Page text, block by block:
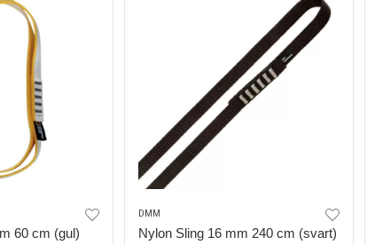
60 cm (gul)
DMM
Nylon Sling 16 mm 240 cm (svart)